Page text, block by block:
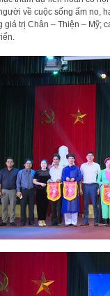
về cuộc sống ấm no,
giá trị Chân – Thiện – Mỹ;